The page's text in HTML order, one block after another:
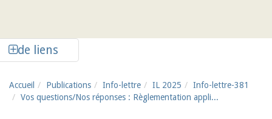
de liens
Accueil Publications Info-lettre IL 2025
Info-lettre-381
Vos questions/Nos réponses : Règlementation appli...